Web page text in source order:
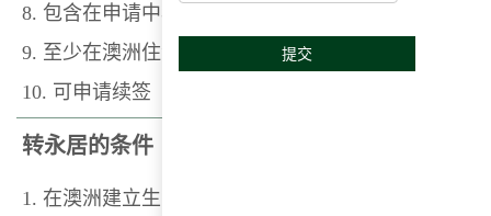
8. 包含在申请中年满18岁的申请人要求提供雅思成绩
9. 至少在澳洲住满一年
10. 可申请续签（最长两年）
转永居的条件（888类别）
1. 在澳洲建立生意至少2年，拥有公司至少30%以上
提交